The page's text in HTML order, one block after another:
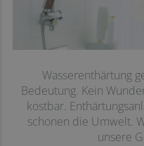
Wasserenthärtung
Bedeutung. Kein
kostbar.
schonen die Umwelt.
unsere